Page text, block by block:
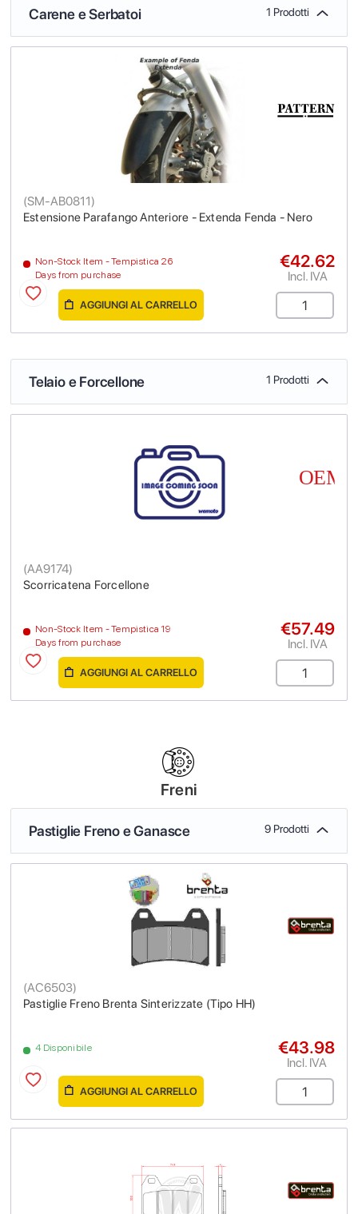
Carene e Serbatoi 1 Prodotti
Estensione Parafango Anteriore - Extenda Fenda - Nero
(SM-AB0811)
Non-Stock Item - Tempistica 26
Days from purchase
€42.62
Incl. IVA
AGGIUNGI AL CARRELLO
Telaio e Forcellone 1 Prodotti
Scorricatena Forcellone
(AA9174)
Non-Stock Item - Tempistica 19
Days from purchase
€57.49
Incl. IVA
AGGIUNGI AL CARRELLO
Freni
Pastiglie Freno e Ganasce 9 Prodotti
Pastiglie Freno Brenta Sinterizzate (Tipo HH)
(AC6503)
4 Disponibile €43.98
Incl. IVA
AGGIUNGI AL CARRELLO